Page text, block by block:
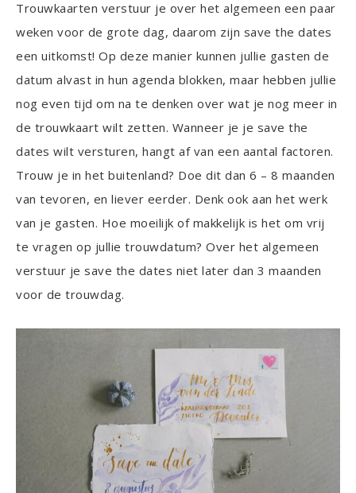
Trouwkaarten verstuur je over het algemeen een paar
weken voor de grote dag, daarom zijn save the dates
een uitkomst! Op deze manier kunnen jullie gasten de
datum alvast in hun agenda blokken, maar hebben jullie
nog even tijd om na te denken over wat je nog meer in
de trouwkaart wilt zetten. Wanneer je je save the
dates wilt versturen, hangt af van een aantal factoren.
Trouw je in het buitenland? Doe dit dan 6 – 8 maanden
van tevoren, en liever eerder. Denk ook aan het werk
van je gasten. Hoe moeilijk of makkelijk is het om vrij
te vragen op jullie trouwdatum? Over het algemeen
verstuur je save the dates niet later dan 3 maanden
voor de trouwdag.